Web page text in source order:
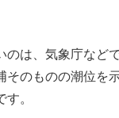
のは、気象庁など
そのものの潮位を
。